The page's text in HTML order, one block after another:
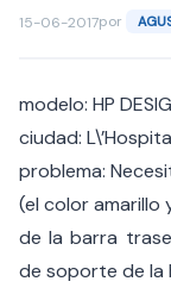
15-06-2017por
modelo: HP
ciudad:
problema:
(el color amarillo
de la barra
de soporte de la